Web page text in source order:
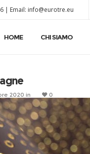
| Email: info@eurotre.eu
HOME CHI SIAMO
2020 in 0